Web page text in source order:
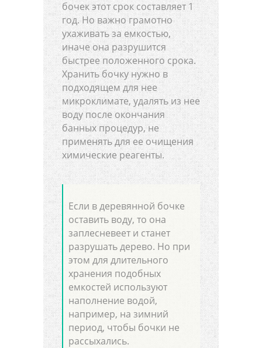
бочек этот срок составляет 1
год. Но важно грамотно
ухаживать за емкостью,
иначе она разрушится
быстрее положенного срока.
Хранить бочку нужно в
подходящем для нее
микроклимате, удалять из нее
воду после окончания
банных процедур, не
применять для ее очищения
химические реагенты.
Если в деревянной бочке
оставить воду, то она
заплесневеет и станет
разрушать дерево. Но при
этом для длительного
хранения подобных
емкостей используют
наполнение водой,
например, на зимний
период, чтобы бочки не
рассыхались.